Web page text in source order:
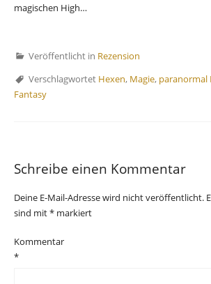
magischen High…
Veröffentlicht in Rezension
Verschlagwortet Hexen, Magie, paranormal
Fantasy
Schreibe einen Kommentar
Deine E-Mail-Adresse wird nicht veröffentlicht.
sind mit* markiert
Kommentar
*